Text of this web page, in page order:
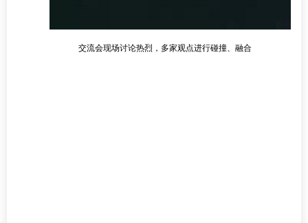
交流会现场讨论热烈，多家观点进行碰撞、融合